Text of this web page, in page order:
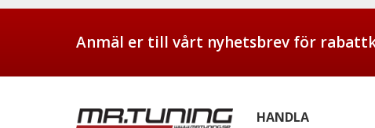
Anmäl er till vårt nyhetsbrev för
HANDLA